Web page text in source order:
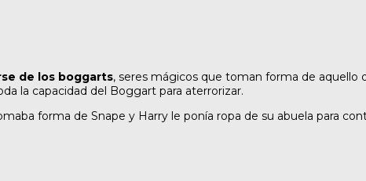
de los boggarts, seres mágicos que toman forma de aquello
la capacidad del Boggart para aterrorizar.
forma de Snape y Harry le ponía ropa de su abuela para